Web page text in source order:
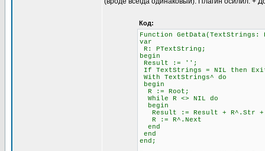
Код:
Function
var
R: PTextString;
begin
Result := '';
If TextStrings = NIL then
With TextStrings^ do
begin
R := Root;
While R <> NIL do
begin
Result := Result + R^.Str +
R := R^.Next
end
end
end;